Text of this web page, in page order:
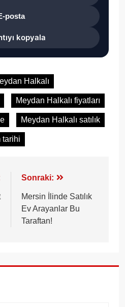
posta
kopyala
Halkalı
Meydan Halkalı fiyatları
Meydan Halkalı satılık
tarihi
Sonraki:
Mersin İlinde Satılık
Ev Arayanlar Bu
Taraftan!